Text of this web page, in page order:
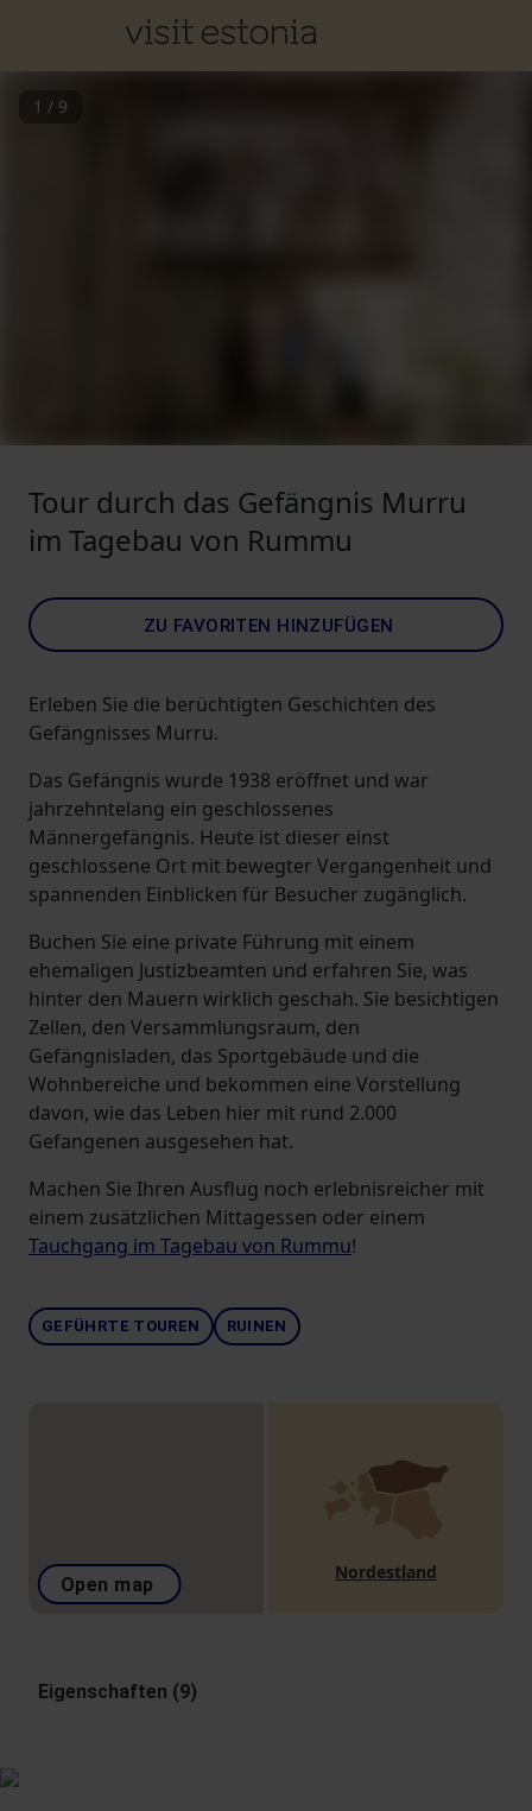
1 / 9
Tour durch das Gefängnis Murru
im Tagebau von Rummu
ZU FAVORITEN HINZUFÜGEN
Erleben Sie die berüchtigten Geschichten des
Gefängnisses Murru.
Das Gefängnis wurde 1938 eröffnet und war
jahrzehntelang ein geschlossenes
Männergefängnis. Heute ist dieser einst
geschlossene Ort mit bewegter Vergangenheit und
spannenden Einblicken für Besucher zugänglich.
Buchen Sie eine private Führung mit einem
ehemaligen Justizbeamten und erfahren Sie, was
hinter den Mauern wirklich geschah. Sie besichtigen
Zellen, den Versammlungsraum, den
Gefängnisladen, das Sportgebäude und die
Wohnbereiche und bekommen eine Vorstellung
davon, wie das Leben hier mit rund 2.000
Gefangenen ausgesehen hat.
Machen Sie Ihren Ausflug noch erlebnisreicher mit
einem zusätzlichen Mittagessen oder einem
Tauchgang im Tagebau von Rummu!
GEFÜHRTE TOUREN RUINEN
Open map
Nordestland
Eigenschaften (9)